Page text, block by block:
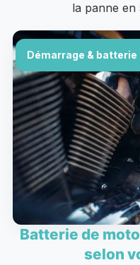
la panne en
Démarrage & batterie
Batterie de
selon